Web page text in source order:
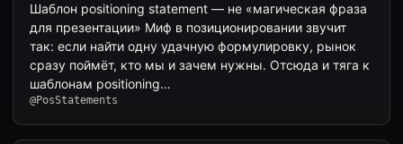
Шаблон positioning statement — не «магическая фраза
для презентации» Миф в позиционировании звучит
так: если найти одну удачную формулировку, рынок
сразу поймёт, кто мы и зачем нужны. Отсюда и тяга к
шаблонам positioning…
@PosStatements